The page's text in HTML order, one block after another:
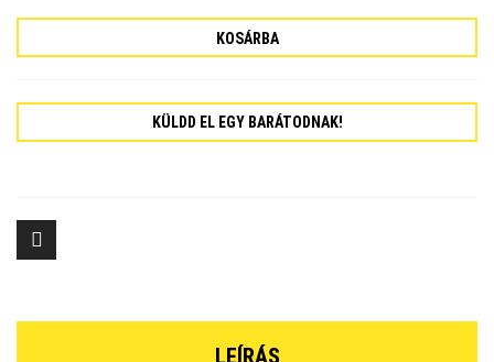
KOSÁRBA
KÜLDD EL EGY BARÁTODNAK!
LEÍRÁS